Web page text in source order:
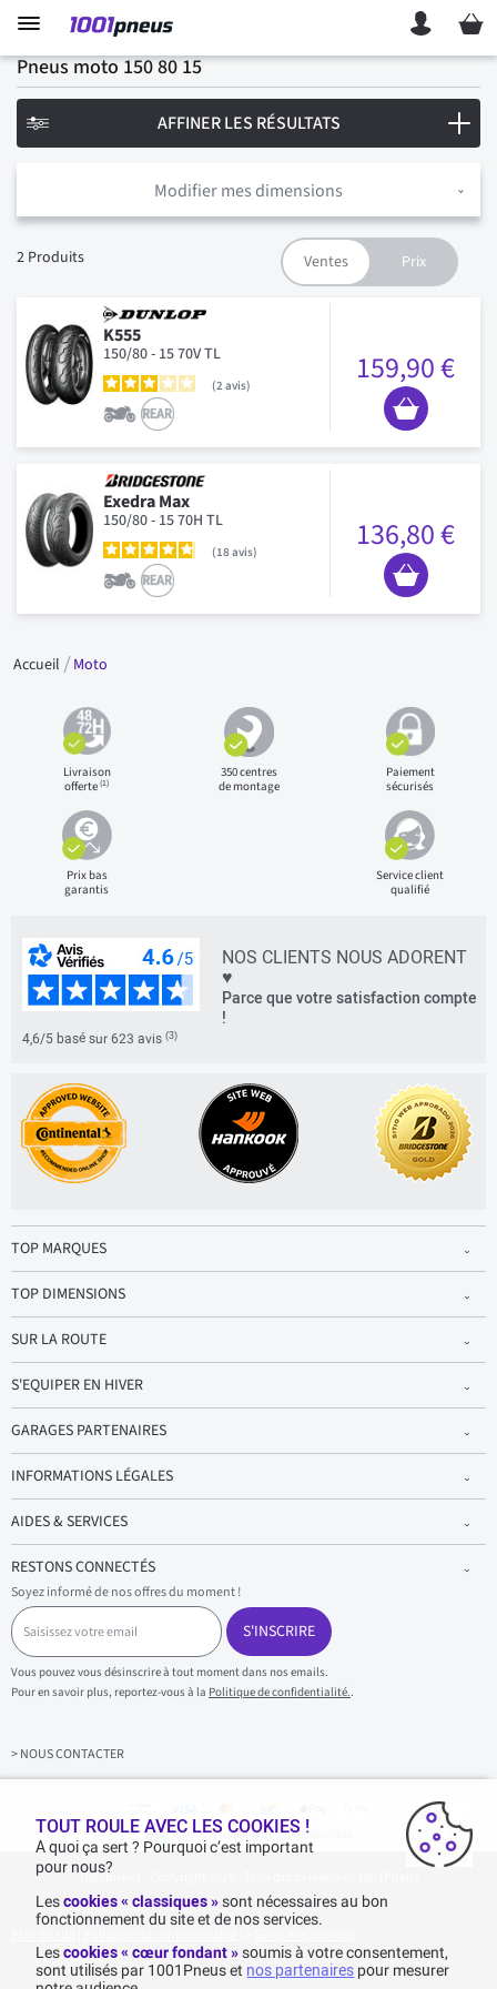
Mon
Pneus moto 150 80 15
Modifier mes dimensions
2 Produits
K555
150/80 - 15 70V TL
2 avis 159,90 €
Exedra Max
150/80 - 15 70H TL
18 avis 136,80 €
AFFINER LES RÉSULTATS
Accueil Moto
Livraison
offerte(1)
350 centres
de montage
Paiement
sécurisés
Prix bas
garantis
Service client
qualifié
NOS CLIENTS NOUS ADORENT
♥
Parce que votre satisfaction compte
!
4,6/5 basé sur 623 avis (3)
TOP MARQUES
TOP DIMENSIONS
SUR LA ROUTE
S'EQUIPER EN HIVER
GARAGES PARTENAIRES
INFORMATIONS LÉGALES
AIDES & SERVICES
RESTONS CONNECTÉS
Soyez informé de nos offres du moment !
S
a
i
s
i
s
z
v
S'INSCRIRE
Vous pouvez vous désinscrire à tout moment dans nos emails.
Pour en savoir plus, reportez-vous à la Politique de confidentialité..
> NOUS CONTACTER
Achats & paiements 100% sécurisés
1001pneus - Copyright 2026 - Tous droits réservés 1001Pneus
TOUT ROULE AVEC LES COOKIES !
A quoi ça sert ? Pourquoi c’est important
pour nous?
Lescookies « classiques »sont nécessaires au bon
fonctionnement du site et de nos services.
Lescookies « cœur fondant » soumis à votre consentement,
sont utilisés par 1001Pneus et nos partenaires pour mesurer